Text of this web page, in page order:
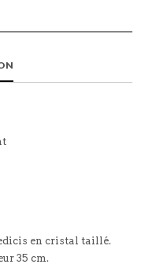
en cristal taillé.
35 cm.